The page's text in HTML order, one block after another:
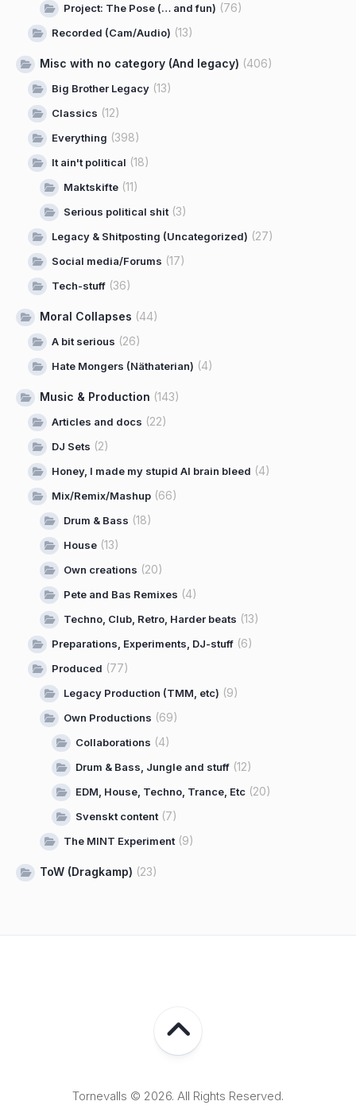
Project: The Pose (… and fun) (76)
Recorded (Cam/Audio) (13)
Misc with no category (And legacy) (406)
Big Brother Legacy (13)
Classics (12)
Everything (398)
It ain't political (18)
Maktskifte (11)
Serious political shit(3)
Legacy & Shitposting (Uncategorized) (27)
Social media/Forums (17)
Tech-stuff (36)
Moral Collapses (44)
A bit serious (26)
Hate Mongers (Näthaterian) (4)
Music & Production (143)
Articles and docs (22)
DJ Sets (2)
Honey, I made my stupid AI brain bleed (4)
Mix/Remix/Mashup (66)
Drum & Bass (18)
House (13)
Own creations (20)
Pete and Bas Remixes (4)
Techno, Club, Retro, Harder beats (13)
Preparations, Experiments, DJ-stuff (6)
Produced (77)
Legacy Production (TMM, etc) (9)
Own Productions (69)
Collaborations (4)
Drum & Bass, Jungle and stuff (12)
EDM, House, Techno, Trance, Etc (20)
Svenskt content(7)
The MINT Experiment(9)
ToW (Dragkamp) (23)
Tornevalls © 2026. All Rights Reserved.